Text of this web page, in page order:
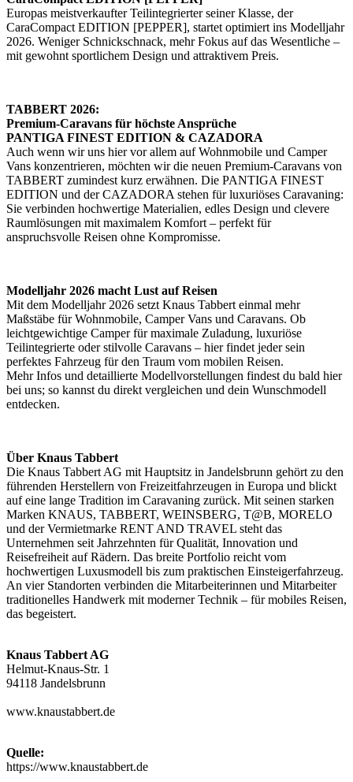
Europas meistverkaufter Teilintegrierter seiner Klasse, der
CaraCompact EDITION [PEPPER], startet optimiert ins Modelljahr
2026. Weniger Schnickschnack, mehr Fokus auf das Wesentliche –
mit gewohnt sportlichem Design und attraktivem Preis.
TABBERT 2026:
Premium-Caravans für höchste Ansprüche
PANTIGA FINEST EDITION & CAZADORA
Auch wenn wir uns hier vor allem auf Wohnmobile und Camper
Vans konzentrieren, möchten wir die neuen Premium-Caravans von
TABBERT zumindest kurz erwähnen. Die PANTIGA FINEST
EDITION und der CAZADORA stehen für luxuriöses Caravaning:
Sie verbinden hochwertige Materialien, edles Design und clevere
Raumlösungen mit maximalem Komfort – perfekt für
anspruchsvolle Reisen ohne Kompromisse.
Modelljahr 2026 macht Lust auf Reisen
Mit dem Modelljahr 2026 setzt Knaus Tabbert einmal mehr
Maßstäbe für Wohnmobile, Camper Vans und Caravans. Ob
leichtgewichtige Camper für maximale Zuladung, luxuriöse
Teilintegrierte oder stilvolle Caravans – hier findet jeder sein
perfektes Fahrzeug für den Traum vom mobilen Reisen.
Mehr Infos und detaillierte Modellvorstellungen findest du bald hier
bei uns; so kannst du direkt vergleichen und dein Wunschmodell
entdecken.
Über Knaus Tabbert
Die Knaus Tabbert AG mit Hauptsitz in Jandelsbrunn gehört zu den
führenden Herstellern von Freizeitfahrzeugen in Europa und blickt
auf eine lange Tradition im Caravaning zurück. Mit seinen starken
Marken KNAUS, TABBERT, WEINSBERG, T@B, MORELO
und der Vermietmarke RENT AND TRAVEL steht das
Unternehmen seit Jahrzehnten für Qualität, Innovation und
Reisefreiheit auf Rädern. Das breite Portfolio reicht vom
hochwertigen Luxusmodell bis zum praktischen Einsteigerfahrzeug.
An vier Standorten verbinden die Mitarbeiterinnen und Mitarbeiter
traditionelles Handwerk mit moderner Technik – für mobiles Reisen,
das begeistert.
Knaus Tabbert AG
Helmut‐Knaus‐Str. 1
94118 Jandelsbrunn
www.knaustabbert.de
Quelle:
https://www.knaustabbert.de